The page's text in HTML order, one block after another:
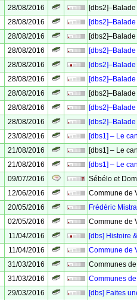
28/08/2016
28/08/2016
28/08/2016
28/08/2016
28/08/2016
28/08/2016
28/08/2016
28/08/2016
28/08/2016
23/08/2016
[dbs1] – Le
21/08/2016
[dbs1] – Le
21/08/2016
[dbs1] – Le
09/07/2016
Sébélo et
12/06/2016
Commune de
20/05/2016
Frédéric
02/05/2016
Commune de
11/04/2016
[dbs] Histoire
11/04/2016
Commune de
31/03/2016
Communes
31/03/2016
Communes
29/03/2016
[dbs] Faites